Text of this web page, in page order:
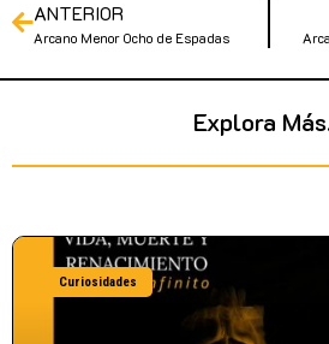
ANTERIOR
Arcano Menor Ocho de Espadas
Explora
Curiosidades